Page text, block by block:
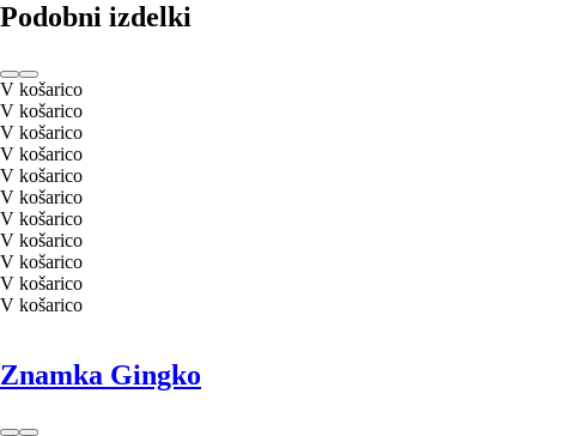
Podobni izdelki
V košarico
V košarico
V košarico
V košarico
V košarico
V košarico
V košarico
V košarico
V košarico
V košarico
V košarico
Znamka Gingko